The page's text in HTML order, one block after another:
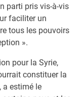
parti pris vis-à-vis
faciliter un
tous les pouvoirs
».
pour la Syrie,
constituer la
a estimé le